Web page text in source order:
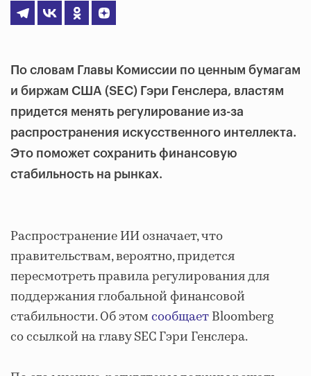
По словам Главы Комиссии по ценным бумагам
и биржам США (SEC) Гэри Генслера, властям
придется менять регулирование из-за
распространения искусственного интеллекта.
Это поможет сохранить финансовую
стабильность на рынках.
Распространение ИИ означает, что
правительствам, вероятно, придется
пересмотреть правила регулирования для
поддержания глобальной финансовой
стабильности. Об этомсообщаетBloomberg
со ссылкой на главу SEC Гэри Генслера.